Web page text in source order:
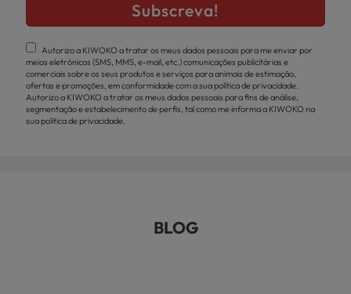
Autorizo a KIWOKO a tratar os meus dados pessoais para me enviar por
meios eletrónicos (SMS, MMS, e-mail, etc.) comunicações publicitárias e
comerciais sobre os seus produtos e serviços para animais de estimação,
ofertas e promoções, em conformidade com a sua política de privacidade.
Autorizo a KIWOKO a tratar os meus dados pessoais para fins de análise,
segmentação e estabelecimento de perfis, tal como me informa a KIWOKO na
sua política de privacidade.
BLOG